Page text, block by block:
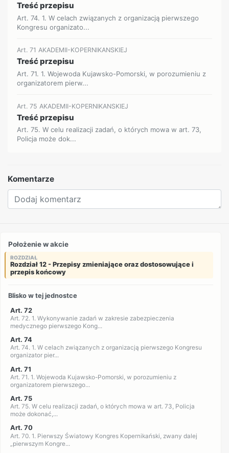
Treść przepisu
Art. 74. 1. W celach związanych z organizacją pierwszego
Kongresu organizato...
Art. 71 AKADEMII-KOPERNIKANSKIEJ
Treść przepisu
Art. 71. 1. Wojewoda Kujawsko-Pomorski, w porozumieniu z
organizatorem pierw...
Art. 75 AKADEMII-KOPERNIKANSKIEJ
Treść przepisu
Art. 75. W celu realizacji zadań, o których mowa w art. 73,
Policja może dok...
Komentarze
Położenie w akcie
ROZDZIAŁ
Rozdział 12 - Przepisy zmieniające oraz dostosowujące i
przepis końcowy
Blisko w tej jednostce
Art. 72
Art. 72. 1. Wykonywanie zadań w zakresie zabezpieczenia
medycznego pierwszego Kong...
Art. 74
Art. 74. 1. W celach związanych z organizacją pierwszego Kongresu
organizator pier...
Art. 71
Art. 71. 1. Wojewoda Kujawsko-Pomorski, w porozumieniu z
organizatorem pierwszego...
Art. 75
Art. 75. W celu realizacji zadań, o których mowa w art. 73, Policja
może dokonać,...
Art. 70
Art. 70. 1. Pierwszy Światowy Kongres Kopernikański, zwany dalej
„pierwszym Kongre...